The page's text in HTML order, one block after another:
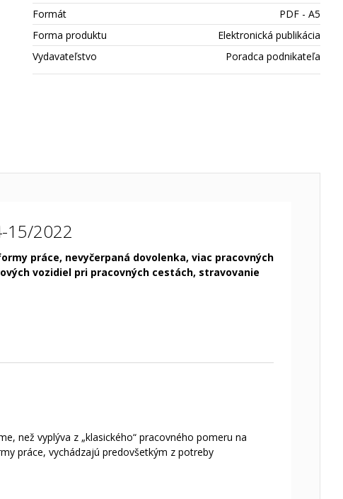
Formát
PDF - A5
Forma produktu
Elektronická publikácia
Vydavateľstvo
Poradca podnikateľa
15/2022
práce, nevyčerpaná dovolenka, viac pracovných
vozidiel pri pracovných cestách, stravovanie
než vyplýva z „klasického“ pracovného pomeru na
práce, vychádzajú predovšetkým z potreby